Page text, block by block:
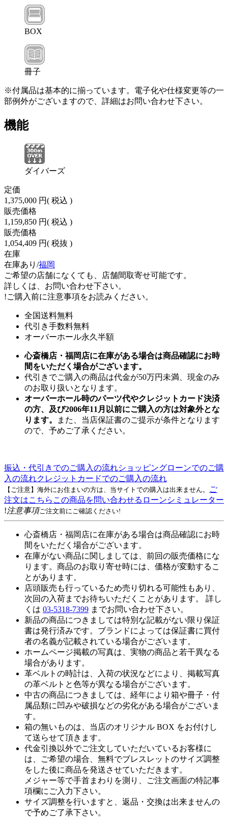
BOX
冊子
※付属品は基本的に揃っています。電子化や仕様変更等の一
部例外がございますので、詳細はお問い合わせ下さい。
機能
ダイバーズ
定価
1,375,000 円( 税込 )
販売価格
1,159,850 円( 税込 )
販売価格
1,054,409 円( 税抜 )
在庫
在庫あり/福岡
ご希望の店舗になくても、店舗間取寄せ可能です。
詳しくは、お問い合わせ下さい。
!ご購入前に注意事項をお読みください。
全国送料無料
代引き手数料無料
オーバーホール永久半額
心斎橋店・福岡店に在庫がある場合は商品確認にお時
間をいただく場合がございます。
代引きでご購入の商品は代金が50万円未満、現金のみ
のお取り扱いとなります。
オーバーホール時のパーツ代やクレジットカード決済
の方、及び2006年11月以前にご購入の方は対象外とな
ります。
また、当店保証書のご提示が条件となります
ので、予めご了承ください。
振込・代引きでのご購入の流れショッピングローンでのご購
入の流れクレジットカードでのご購入の流れ
【ご注意】海外にお住まいの方は、当サイトでの購入は出来ません。
ご
注文はこちら この商品を問い合わせる ローンシミュレーター
!注意事項ご注文前にご確認ください!
心斎橋店・福岡店に在庫がある場合は商品確認にお時
間をいただく場合がございます。
在庫がない商品に関しましては、前回の販売価格にな
ります。商品のお取り寄せ時には、価格が変動するこ
とがあります。
店頭販売も行っているため売り切れる可能性もあり、
次回の入荷までお待ちいただくことがあります。 詳し
くは 03-5318-7399 までお問い合わせ下さい。
新品の商品につきましては特別な記載がない限り保証
書は発行済みです。ブランドによっては保証書に買付
者の名義が記載されている場合がございます。
ホームページ掲載の写真は、実物の商品と若干異なる
場合があります。
革ベルトの時計は、入荷の状況などにより、掲載写真
の革ベルトと色等が異なる場合がございます。
中古の商品につきましては、経年により箱や冊子・付
属品類に凹みや破損などの劣化がある場合がございま
す。
箱の無いものは、当店のオリジナル BOX をお付けし
て送らせて頂きます。
代金引換以外でご注文していただいているお客様に
は、ご希望の場合、無料でブレスレットのサイズ調整
をした後に商品を発送させていただきます。
メジャー等で手首まわりを測り、ご注文画面の特記事
項欄にご入力下さい。
サイズ調整を行いますと、返品・交換は出来ませんの
で予めご了承下さい。